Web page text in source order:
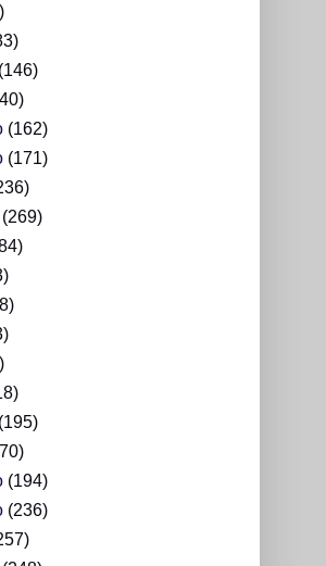
(162)
(171)
(194)
(236)